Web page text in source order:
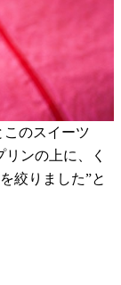
のスイーツ
ンの上に、く
絞りました”と